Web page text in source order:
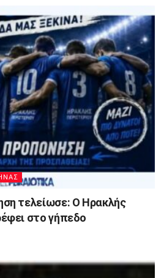
τελείωσε: Ο Ηρακλής
στο γήπεδο